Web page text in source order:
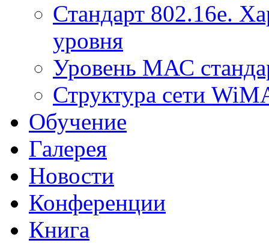
Стандарт 802.16е.
уровня
Уровень МАС
Структура сети
Обучение
Галерея
Новости
Конференции
Книга